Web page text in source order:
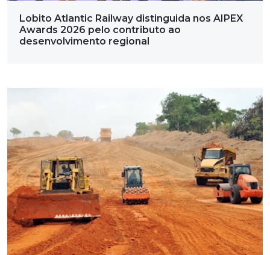
Lobito Atlantic Railway distinguida nos AIPEX
Awards 2026 pelo contributo ao
desenvolvimento regional